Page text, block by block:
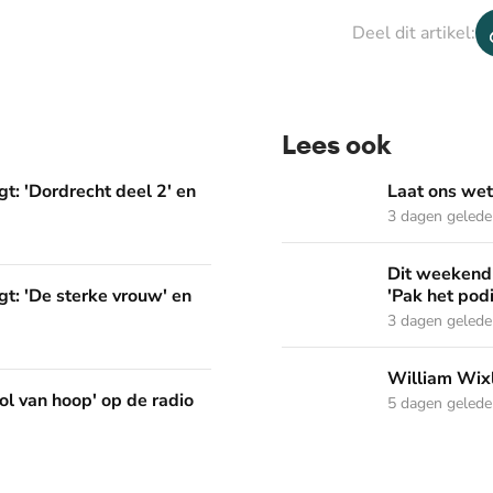
Deel dit artikel:
2' en 'Het Woord dat in ons werkt'
'Dordrecht deel 2' en
en 'Pak het podium'
'De sterke vrouw' en
de radio
van hoop' op de radio
Lees ook
Laat ons weten welke
Laat ons
3 dagen
Dit weekend in
Dit
'Pak het
3 dagen
William Wixley gaat mee
William
5 dagen